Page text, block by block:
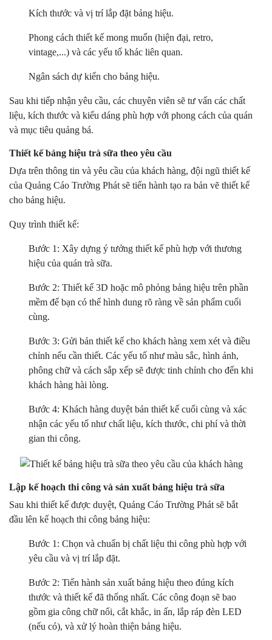
Kích thước và vị trí lắp đặt bảng hiệu.
Phong cách thiết kế mong muốn (hiện đại, retro,
vintage,...) và các yếu tố khác liên quan.
Ngân sách dự kiến cho bảng hiệu.
Sau khi tiếp nhận yêu cầu, các chuyên viên sẽ tư vấn các chất
liệu, kích thước và kiểu dáng phù hợp với phong cách của quán
và mục tiêu quảng bá.
Thiết kế bảng hiệu trà sữa theo yêu cầu
Dựa trên thông tin và yêu cầu của khách hàng, đội ngũ thiết kế
của Quảng Cáo Trường Phát sẽ tiến hành tạo ra bản vẽ thiết kế
cho bảng hiệu.
Quy trình thiết kế:
Bước 1: Xây dựng ý tưởng thiết kế phù hợp với thương
hiệu của quán trà sữa.
Bước 2: Thiết kế 3D hoặc mô phỏng bảng hiệu trên phần
mềm để bạn có thể hình dung rõ ràng về sản phẩm cuối
cùng.
Bước 3: Gửi bản thiết kế cho khách hàng xem xét và điều
chỉnh nếu cần thiết. Các yếu tố như màu sắc, hình ảnh,
phông chữ và cách sắp xếp sẽ được tinh chỉnh cho đến khi
khách hàng hài lòng.
Bước 4: Khách hàng duyệt bản thiết kế cuối cùng và xác
nhận các yếu tố như chất liệu, kích thước, chi phí và thời
gian thi công.
Lập kế hoạch thi công và sản xuất bảng hiệu trà sữa
Sau khi thiết kế được duyệt, Quảng Cáo Trường Phát sẽ bắt
đầu lên kế hoạch thi công bảng hiệu:
Bước 1: Chọn và chuẩn bị chất liệu thi công phù hợp với
yêu cầu và vị trí lắp đặt.
Bước 2: Tiến hành sản xuất bảng hiệu theo đúng kích
thước và thiết kế đã thống nhất. Các công đoạn sẽ bao
gồm gia công chữ nổi, cắt khắc, in ấn, lắp ráp đèn LED
(nếu có), và xử lý hoàn thiện bảng hiệu.